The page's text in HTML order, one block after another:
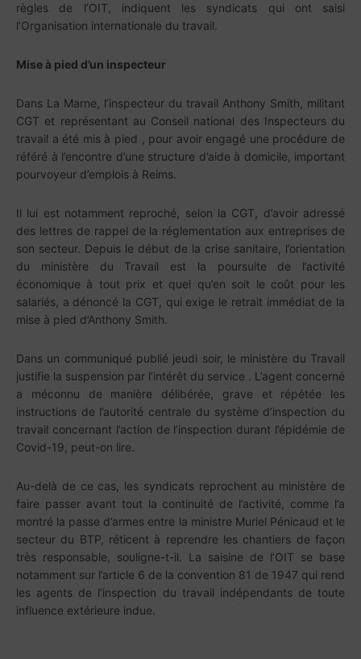
règles de l’OIT, indiquent les syndicats qui ont saisi
l’Organisation internationale du travail.
Mise à pied d’un inspecteur
Dans La Marne, l’inspecteur du travail Anthony Smith, militant
CGT et représentant au Conseil national des Inspecteurs du
travail a été mis à pied , pour avoir engagé une procédure de
référé à l’encontre d’une structure d’aide à domicile, important
pourvoyeur d’emplois à Reims.
Il lui est notamment reproché, selon la CGT, d’avoir adressé
des lettres de rappel de la réglementation aux entreprises de
son secteur. Depuis le début de la crise sanitaire, l’orientation
du ministère du Travail est la poursuite de l’activité
économique à tout prix et quel qu’en soit le coût pour les
salariés, a dénoncé la CGT, qui exige le retrait immédiat de la
mise à pied d’Anthony Smith.
Dans un communiqué publié jeudi soir, le ministère du Travail
justifie la suspension par l’intérêt du service . L’agent concerné
a méconnu de manière délibérée, grave et répétée les
instructions de l’autorité centrale du système d’inspection du
travail concernant l’action de l’inspection durant l’épidémie de
Covid-19, peut-on lire.
Au-delà de ce cas, les syndicats reprochent au ministère de
faire passer avant tout la continuité de l’activité, comme l’a
montré la passe d’armes entre la ministre Muriel Pénicaud et le
secteur du BTP, réticent à reprendre les chantiers de façon
très responsable, souligne-t-il. La saisine de l’OIT se base
notamment sur l’article 6 de la convention 81 de 1947 qui rend
les agents de l’inspection du travail indépendants de toute
influence extérieure indue.